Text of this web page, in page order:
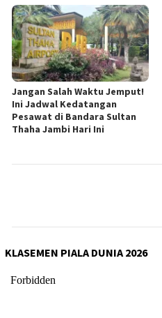
Jangan Salah Waktu Jemput!
Ini Jadwal Kedatangan
Pesawat di Bandara Sultan
Thaha Jambi Hari Ini
KLASEMEN PIALA DUNIA 2026